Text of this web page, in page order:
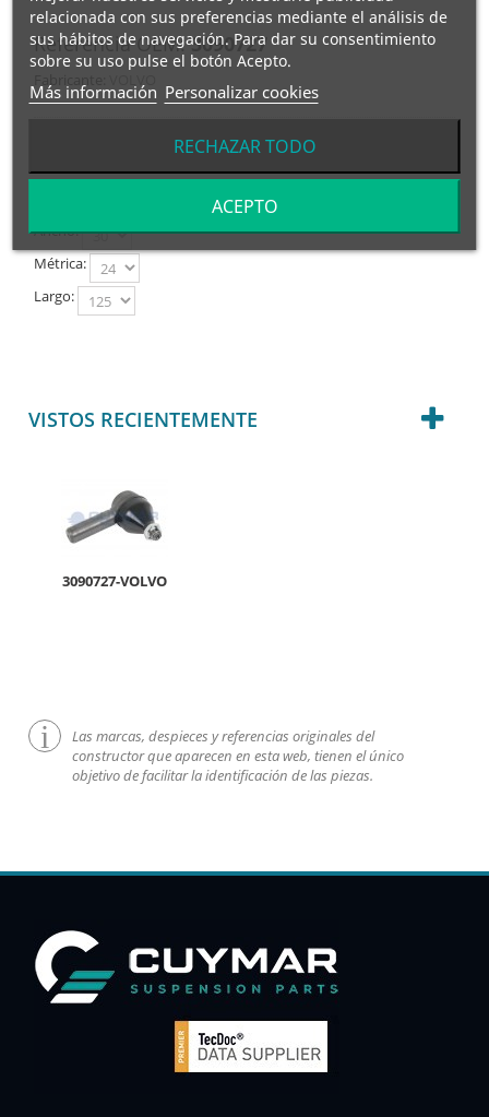
Referencia OEM: 3090727
RÓTULA DERECHA- M1:30x1,5/M2:20/ C=28,6 / L=120
Ancho:
Métrica:
Largo:
VISTOS RECIENTEMENTE
3090727-VOLVO
Las marcas, despieces y referencias originales del
constructor que aparecen en esta web, tienen el único
objetivo de facilitar la identificación de las piezas.
relacionada con sus preferencias mediante el análisis de
sus hábitos de navegación. Para dar su consentimiento
sobre su uso pulse el botón Acepto.
Más información Personalizar cookies
RECHAZAR TODO
ACEPTO